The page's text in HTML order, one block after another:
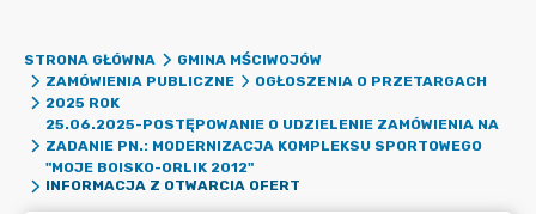
STRONA GŁÓWNA
GMINA MŚCIWOJÓW
ZAMÓWIENIA PUBLICZNE
OGŁOSZENIA O PRZETARGACH
2025 ROK
25.06.2025-POSTĘPOWANIE O UDZIELENIE ZAMÓWIENIA NA
ZADANIE PN.: MODERNIZACJA KOMPLEKSU SPORTOWEGO
"MOJE BOISKO-ORLIK 2012"
INFORMACJA Z OTWARCIA OFERT